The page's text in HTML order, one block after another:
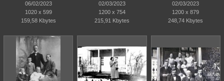
06/02/2023
1020 x 599
159,58 Kbytes
02/03/2023
1200 x 754
215,91 Kbytes
02/03/2023
1200 x 879
248,74 Kbytes